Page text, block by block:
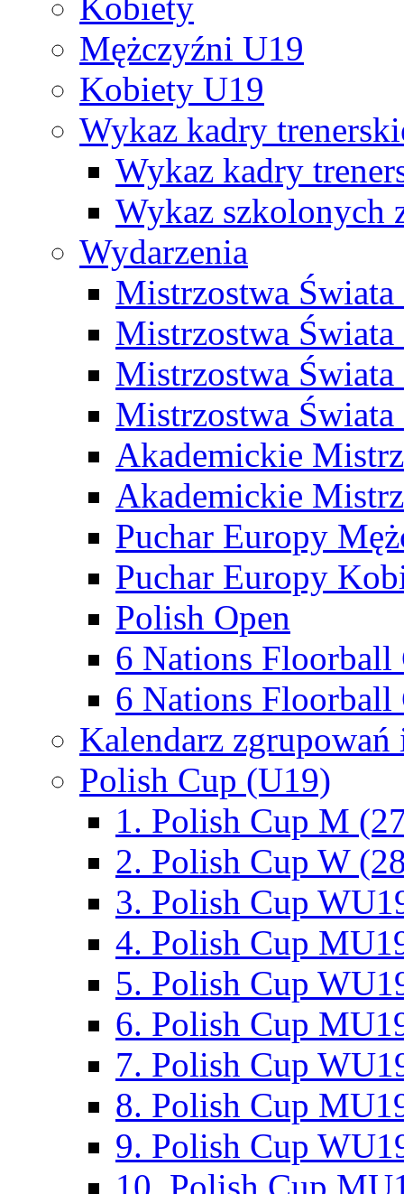
Mężczyźni U19
Kobiety U19
Wykaz kadry
Wykaz kadry
Wykaz szkolonych
Wydarzenia
Mistrzostwa
Mistrzostwa
Mistrzostwa
Mistrzostwa
Akademickie
Akademickie
Puchar Europy
Puchar Europy
Polish Open
6 Nations Floorball
6 Nations Floorball
Kalendarz
Polish Cup (U19)
1. Polish Cup M
2. Polish Cup W
3. Polish Cup
4. Polish Cup
5. Polish Cup
6. Polish Cup
7. Polish Cup
8. Polish Cup
9. Polish Cup
10. Polish Cup